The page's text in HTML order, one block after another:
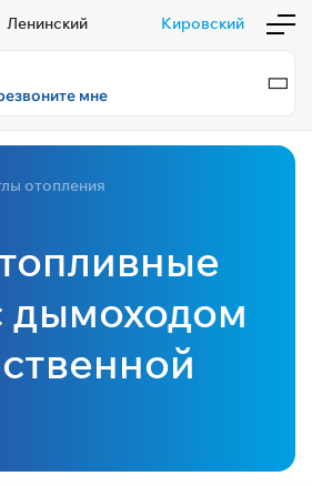
Ленинский Кировский
мне
отопления
дымоходом